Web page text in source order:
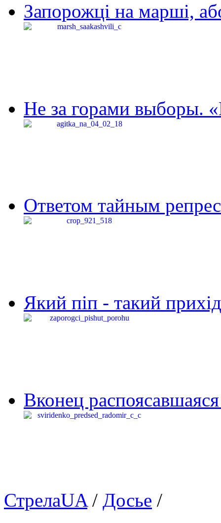
Запорожці на марші,
Не за горами выборы.
Ответом тайным
Який піп - такий
Вконец
СтрелаUA/ Досье /